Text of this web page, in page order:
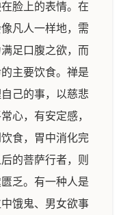
脸上的表情。在
凡人一样地，需
足口腹之欲，而
主要饮食。禅是
己的事，以慈悲
心，有安定感，
食，胃中消化完
的菩萨行者，则
乏。有一种人是
饿鬼、男女欲事